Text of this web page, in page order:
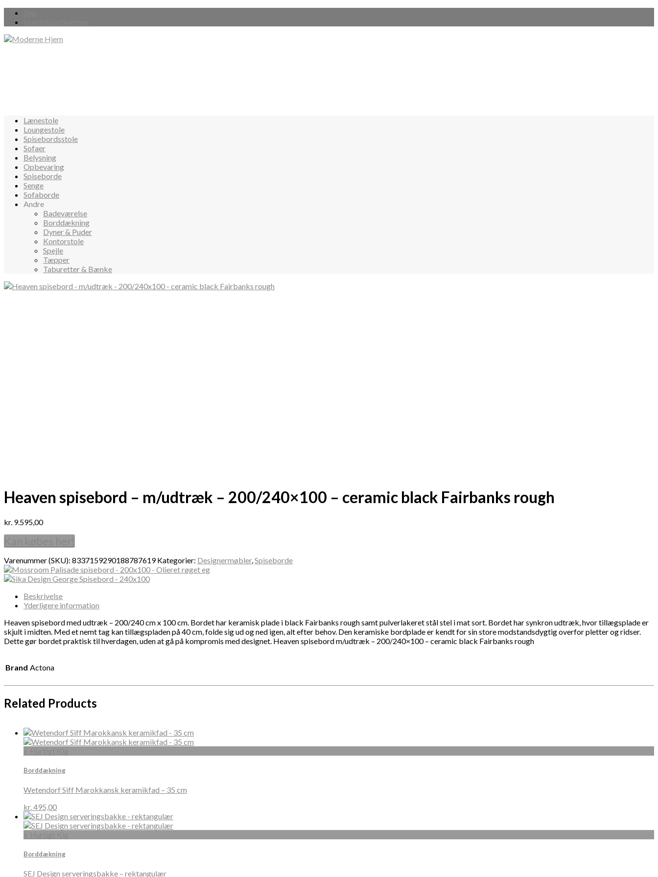
Lænestole
Loungestole
Spisebordsstole
Sofaer
Belysning
Opbevaring
Spiseborde
Senge
Sofaborde
Andre
Badeværelse
Borddækning
Dyner & Puder
Kontorstole
Spejle
Tæpper
Taburetter & Bænke
Heaven spisebord – m/udtræk – 200/240×100 – ceramic black Fairbanks rough
kr. 9.595,00
Varenummer (SKU): 8337159290188787619 Kategorier: Designermøbler,Spiseborde
Beskrivelse
Yderligere information
Heaven spisebord med udtræk – 200/240 cm x 100 cm. Bordet har keramisk plade i black Fairbanks rough samt pulverlakeret stål stel i mat sort. Bordet har synkron udtræk, hvor tillægsplade er
skjult i midten. Med et nemt tag kan tillægspladen på 40 cm, folde sig ud og ned igen, alt efter behov. Den keramiske bordplade er kendt for sin store modstandsdygtig overfor pletter og ridser.
Dette gør bordet praktisk til hverdagen, uden at gå på kompromis med designet. Heaven spisebord m/udtræk – 200/240×100 – ceramic black Fairbanks rough
Brand Actona
Related Products
Borddækning
Wetendorf Siff Marokkansk keramikfad – 35 cm
kr.495,00
Borddækning
SEJ Design serveringsbakke – rektangulær